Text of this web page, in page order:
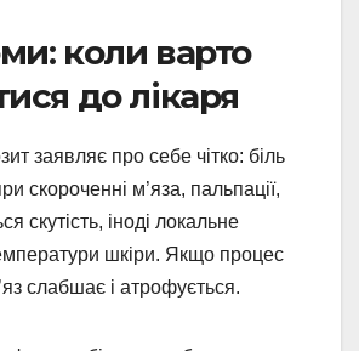
коли варто
до лікаря
заявляє про себе чітко: біль
скороченні м’яза, пальпації,
скутість, іноді локальне
шкіри. Якщо процес
слабшає і атрофується.